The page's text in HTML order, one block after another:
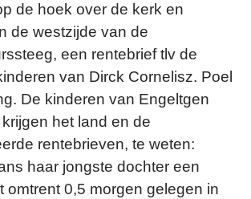
de hoek over de kerk en
de westzijde van de
een rentebrief tlv de
van Dirck Cornelisz. Poel
De kinderen van Engeltgen
het land en de
rentebrieven, te weten:
haar jongste dochter een
omtrent 0,5 morgen gelegen in